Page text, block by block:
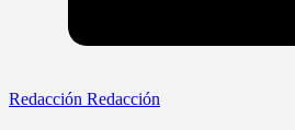
Redacción Redacción